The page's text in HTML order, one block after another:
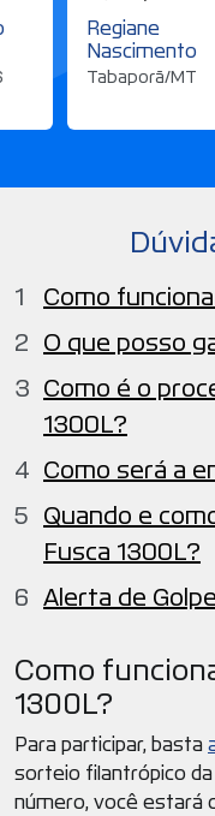
Regiane
Nascimento
Tabaporã/MT
Como
O que posso
Como é o
1300L?
Como será a
Quando e
Fusca 1300L?
Alerta de
Como
1300L?
Para participar, basta
sorteio filantrópico
número, você estará